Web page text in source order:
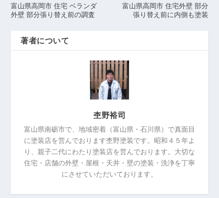
富山県高岡市 住宅 ベランダ
外壁 部分張り替え前の調査
富山県高岡市 住宅外壁 部分
張り替え前に内側も塗装
著者について
杢野裕司
富山県南砺市で、地域密着（富山県・石川県）で真面目
に塗装店を営んでおります杢野塗装です。昭和４５年よ
り、親子二代にわたり塗装店を営んでおります。大切な
住宅・店舗の外壁・屋根・天井・壁の塗装・洗浄を丁寧
にさせていただいております。